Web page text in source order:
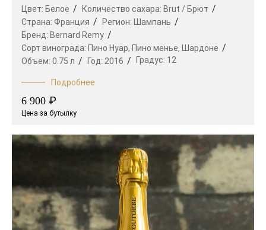
Цвет: Белое Количество сахара: Brut / Брют
Страна: Франция Регион: Шампань
Бренд: Bernard Remy
Сорт винограда: Пино Нуар, Пино менье, Шардоне
Объем: 0.75 л Год: 2016 Градус: 12
Подробнее
6 900 ₽
Цена за бутылку